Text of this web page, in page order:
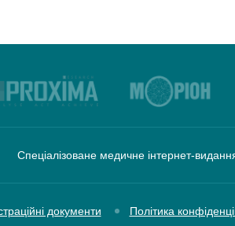
Спеціалізоване медичне інтернет-
документи Політика